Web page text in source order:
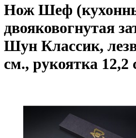
Нож Шеф
двояковогнутая
Шун Классик,
см., pукоятка 12,2